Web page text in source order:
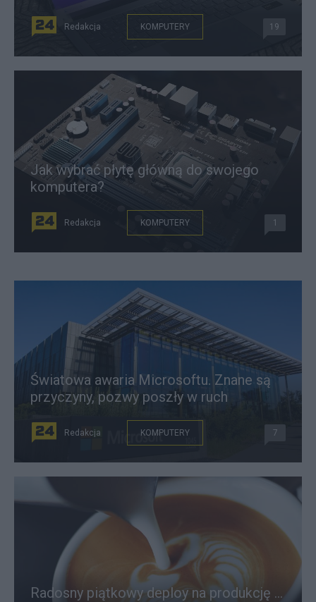
Redakcja KOMPUTERY 19
Jak wybrać płytę główną do swojego
komputera?
Redakcja KOMPUTERY 1
Światowa awaria Microsoftu. Znane są
przyczyny, pozwy poszły w ruch
Redakcja KOMPUTERY 7
Radosny piątkowy deploy na produkcję ...